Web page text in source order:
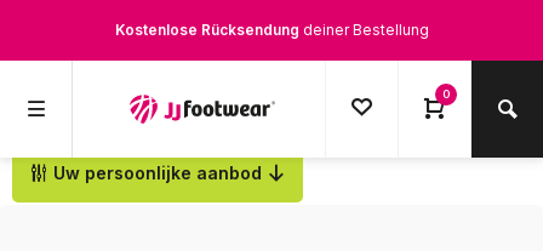
Kostenlose Rücksendung deiner Bestellung
0
Uw persoonlijke aanbod
Zurück